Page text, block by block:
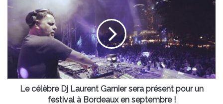
faciliter
l’accès
bars
restaurants
célèbre
Laurent
Garnier
sera
présent
pour
un
festivalLe célèbre Dj Laurent Garnier sera présent pour un
festival à Bordeaux en septembre !